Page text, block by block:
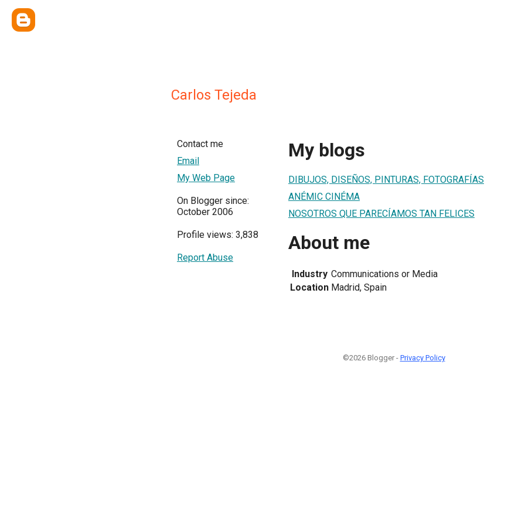
Carlos Tejeda
Contact me
Email
My Web Page
On Blogger since:
October 2006
Profile views: 3,838
Report Abuse
My blogs
DIBUJOS, DISEÑOS, PINTURAS, FOTOGRAFÍAS
ANÉMIC CINÉMA
NOSOTROS QUE PARECÍAMOS TAN FELICES
About me
Industry Communications or Media
Location Madrid, Spain
©2026 Blogger - Privacy Policy